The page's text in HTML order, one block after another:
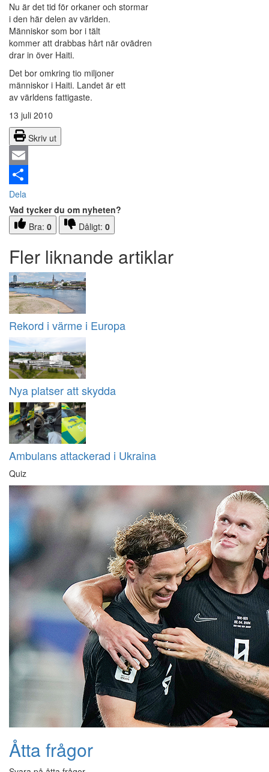
Nu är det tid för orkaner och stormar
i den här delen av världen.
Människor som bor i tält
kommer att drabbas hårt när ovädren
drar in över Haiti.
Det bor omkring tio miljoner
människor i Haiti. Landet är ett
av världens fattigaste.
13 juli 2010
Skriv ut
Email
Dela
Vad tycker du om nyheten?
Bra: 0 Dåligt: 0
Fler liknande artiklar
Rekord i värme i Europa
Nya platser att skydda
Ambulans attackerad i Ukraina
Quiz
Åtta frågor